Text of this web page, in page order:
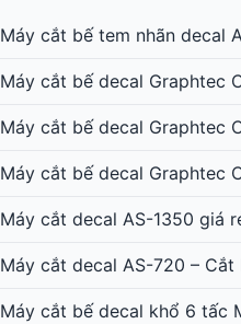
Máy cắt bế tem nhãn decal
Máy cắt bế decal Graphtec
Máy cắt bế decal Graphtec
Máy cắt bế decal Graphtec
Máy cắt decal AS-1350 giá
Máy cắt decal AS-720 –
Máy cắt bế decal khổ 6 tấc